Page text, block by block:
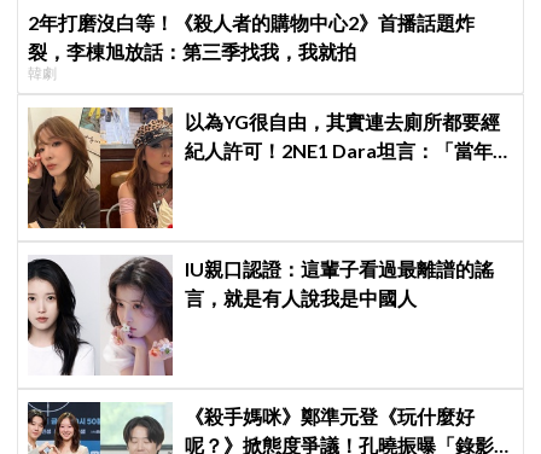
2年打磨沒白等！《殺人者的購物中心2》首播話題炸
裂，李棟旭放話：第三季找我，我就拍
韓劇
以為YG很自由，其實連去廁所都要經
紀人許可！2NE1 Dara坦言：「當年
IU親口認證：這輩子看過最離譜的謠
言，就是有人說我是中國人
《殺手媽咪》鄭準元登《玩什麼好
呢？》掀態度爭議！孔曉振曝「錄影